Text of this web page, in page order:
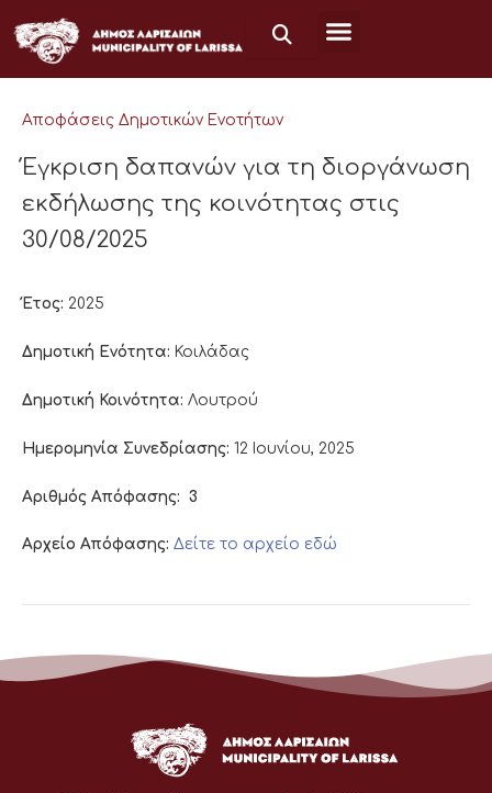
στο
περιεχόμενο
Αποφάσεις Δημοτικών Ενοτήτων
Έγκριση δαπανών για τη διοργάνωση
εκδήλωσης της κοινότητας στις
30/08/2025
Έτος: 2025
Δημοτική Ενότητα: Κοιλάδας
Δημοτική Κοινότητα: Λουτρού
Ημερομηνία Συνεδρίασης: 12 Ιουνίου, 2025
Αριθμός Απόφασης: 3
Αρχείο Απόφασης: Δείτε το αρχείο εδώ